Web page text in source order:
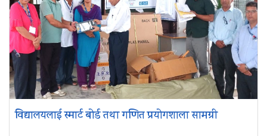
विद्यालयलाई स्मार्ट बोर्ड तथा गणित प्रयोगशाला सामग्री